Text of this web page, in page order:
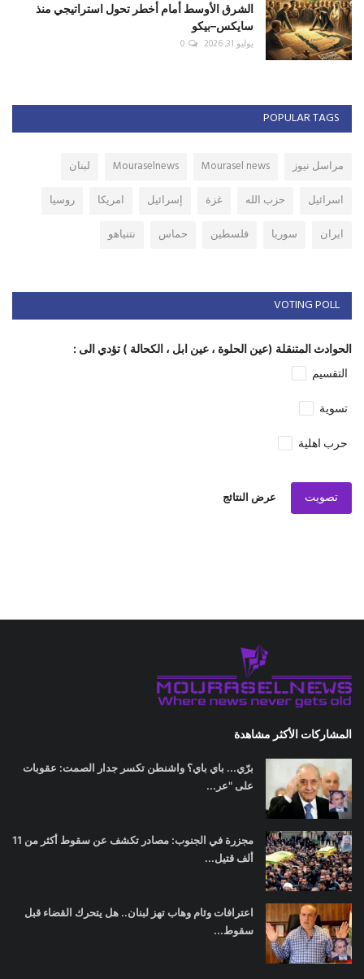
الشرق الأوسط أمام أخطر تحول استراتيجي منذ
سايكس–بيكو
يوليو 31, 2026 0
POPULAR TAGS
مراسل نيوز Mourasel news
Mouraselnews
لبنان
اسرائيل
حزب الله غزة إسرائيل امريكا
روسيا
ايران
سوريا فلسطين حماس نتنياهو
VOTING POLL
الحوادث المتنقلة (عين الحلوة ، عين ابل ، الكحالة ) تؤدي الى :
التقسيم
تسوية
حرب اهلية
تصويت عرض النتائج
المشاركات الأكثر مشاهدة
برّي... باي باي؟ واشنطن تكسر جدار الصمت: عقوبات
على "عر...
مجزرة في الجنوب: مصادر تكشف عن سقوط أكثر من 11
ألف قتيل...
اعترافات وئام وهاب تهز لبنان.. هل يتحرك القضاء قبل
سقوط...